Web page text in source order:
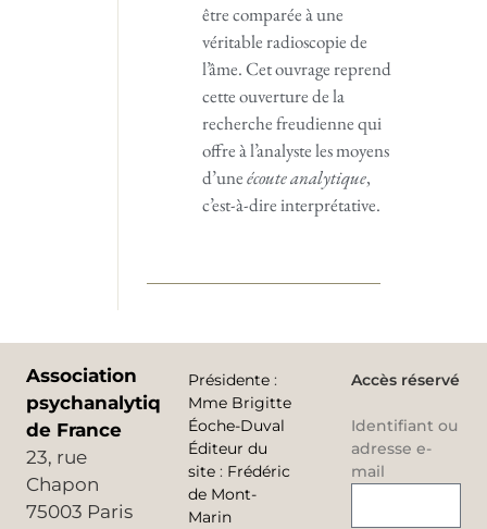
être comparée à une
véritable radioscopie de
l’âme. Cet ouvrage reprend
cette ouverture de la
recherche freudienne qui
offre à l’analyste les moyens
d’uneécoute analytique,
c’est-à-dire interprétative.
Association
psychanalytique
de France
23, rue
Chapon
75003 Paris
Présidente :
Mme Brigitte
Éoche-Duval
Éditeur du
site : Frédéric
de Mont-
Marin
Accès réservé
Identifiant ou
adresse e-
mail